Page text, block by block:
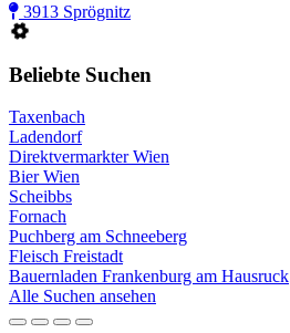
3913 Sprögnitz
Beliebte Suchen
Taxenbach
Ladendorf
Direktvermarkter Wien
Bier Wien
Scheibbs
Fornach
Puchberg am Schneeberg
Fleisch Freistadt
Bauernladen Frankenburg am Hausruck
Alle Suchen ansehen